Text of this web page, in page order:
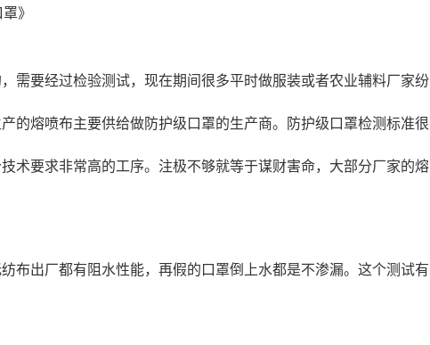
》
需要经过检验测试，现在期间很多平时做服装或者农业辅料厂家纷
的熔喷布主要供给做防护级口罩的生产商。防护级口罩检测标准很
术要求非常高的工序。注极不够就等于谋财害命，大部分厂家的熔
出厂都有阻水性能，再假的口罩倒上水都是不渗漏。这个测试有